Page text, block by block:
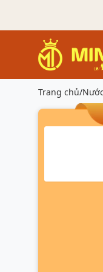
Trang chủ/